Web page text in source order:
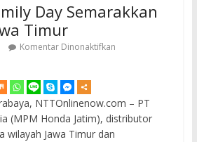
Day Semarakkan
Timur
Komentar Dinonaktifkan
NTTOnlinenow.com – PT
(MPM Honda Jatim), distributor
wilayah Jawa Timur dan